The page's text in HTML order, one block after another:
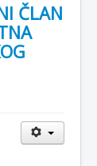
ČLAN